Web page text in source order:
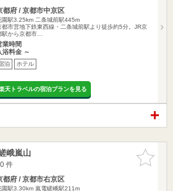
都府 / 京都市中京区
園駅3.25km 二条城前駅445m
都市営地下鉄東西線・二条城前駅より徒歩約5分。JR京
駅から京都市…
業時間
浴料金 ～
泊 ホテル
天トラベルの宿泊プランを見る
お気に入
りに追加
峨嵐山
件
都府 / 京都市右京区
園駅3.30km 嵐電嵯峨駅211m